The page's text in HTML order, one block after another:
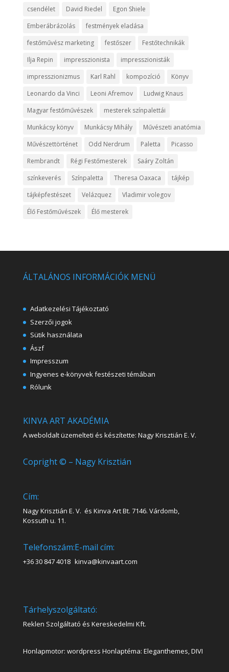
csendélet
David Riedel
Egon Shiele
Emberábrázolás
festmények eladása
festőművész marketing
festőszer
Festőtechnikák
Ilja Repin
impresszionista
impresszionisták
impresszionizmus
Karl Rahl kompozíció
Könyv
Leonardo da Vinci
Leoni Afremov
Ludwig Knaus
Magyar festőművészek
mesterek színpalettái
Munkácsy könyv
Munkácsy Mihály
Művészeti anatómia
Művészettörténet
Odd Nerdrum Paletta
Picasso
Rembrandt
Régi Festőmesterek
Saáry Zoltán
színkeverés
Színpaletta Theresa Oaxaca
tájkép
tájképfestészet
Velázquez
Vladimir volegov
Élő Festőművészek
Élő mesterek
ÁLTALÁNOS INFORMÁCIÓK MENÜ
Adatkezelési Tájékoztató
Szerzői jogok
Sütik használata
Ászf
Impresszum
Ingyenes e-könyvek festészeti témában
Rólunk
KINVA ART AKADÉMIA
A weboldalt üzemelteti és készítette: Nagy Krisztián E. V.
Copright © – Nagy Krisztián
Cím:
Nagy Krisztián E. V. és Kinva Art Bt. 7146. Várdomb,
Kossuth u. 11.
Telefonszám:
+36 30 847 4018
E-mail cím:
kinva@kinvaart.com
Tárhelyszolgáltató:
Reklen Szolgáltató és Kereskedelmi Kft.
Honlapmotor: wordpress Honlaptéma: Eleganthemes, DIVI